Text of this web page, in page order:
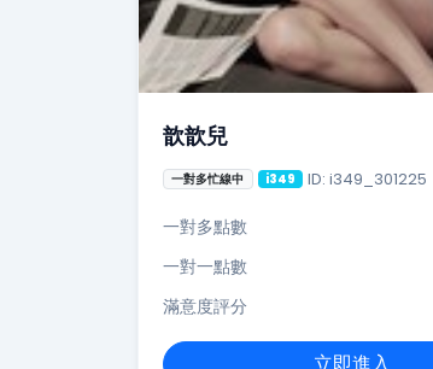
歆歆兒
一對多忙線中 i349 ID: i349_301225
一對多點數
一對一點數
滿意度評分